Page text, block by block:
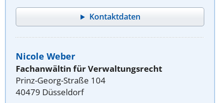
Kontaktdaten
Nicole Weber
Fachanwältin für Verwaltungsrecht
Prinz-Georg-Straße 104
40479 Düsseldorf